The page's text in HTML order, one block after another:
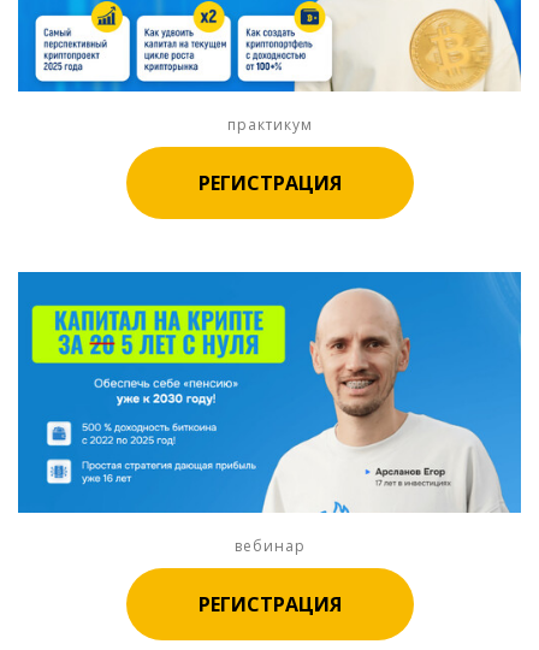
практикум
РЕГИСТРАЦИЯ
вебинар
РЕГИСТРАЦИЯ